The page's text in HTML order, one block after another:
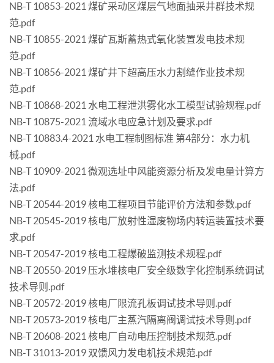
NB-T 10853-2021 煤矿采动区煤层气地面抽采井群技术规
范.pdf
NB-T 10855-2021 煤矿瓦斯蓄热式氧化装置发电技术规
范.pdf
NB-T 10856-2021 煤矿井下超高压水力割缝作业技术规
范.pdf
NB-T 10868-2021 水电工程泄洪雾化水工模型试验规程.pdf
NB-T 10875-2021 流域水电应急计划及要求.pdf
NB-T 10883.4-2021 水电工程制图标准 第4部分：水力机
械.pdf
NB-T 10909-2021 微观选址中风能资源分析及发电量计算方
法.pdf
NB-T 20544-2019 核电工程项目节能评价方法和参数.pdf
NB-T 20545-2019 核电厂放射性湿废物场内转运装置技术要
求.pdf
NB-T 20547-2019 核电工程爆破监测技术规程.pdf
NB-T 20550-2019 压水堆核电厂安全级数字化控制系统调试
技术导则.pdf
NB-T 20572-2019 核电厂限流孔板调试技术导则.pdf
NB-T 20573-2019 核电厂主蒸汽隔离阀调试技术导则.pdf
NB-T 20608-2021 核电厂自动电压控制技术规范.pdf
NB-T 31013-2019 双馈风力发电机技术规范.pdf